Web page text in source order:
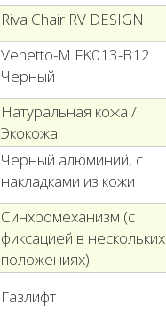
Riva Chair RV DESIGN
Venetto-M FK013-B12
Черный
Натуральная кожа /
Экокожа
Черный алюминий, с
накладками из кожи
Cинхромеханизм (с
фиксацией в нескольких
положениях)
Газлифт